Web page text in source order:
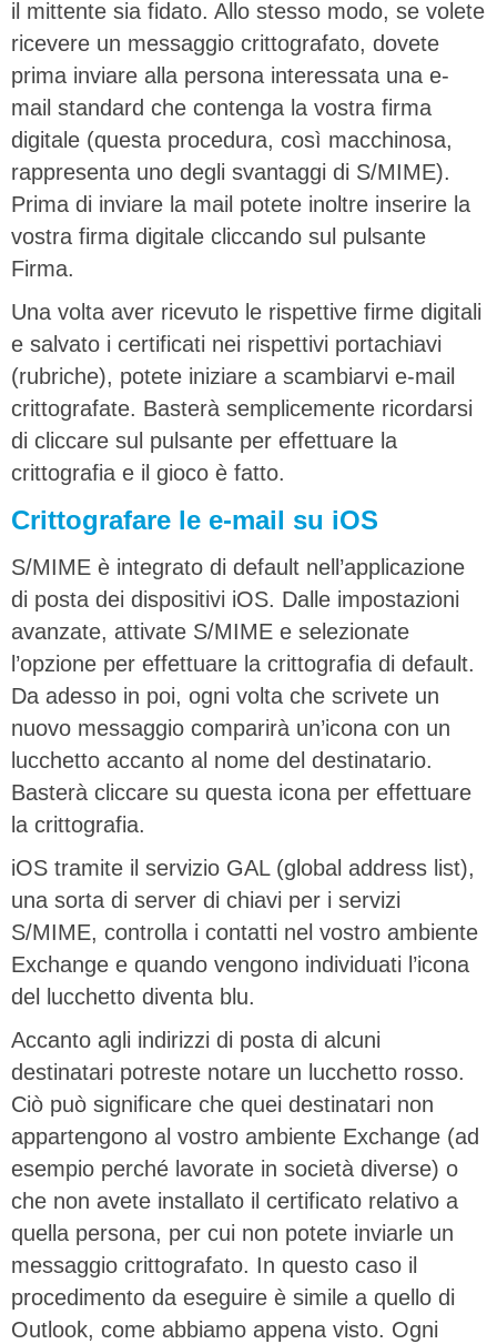
il mittente sia fidato. Allo stesso modo, se volete
ricevere un messaggio crittografato, dovete
prima inviare alla persona interessata una e-
mail standard che contenga la vostra firma
digitale (questa procedura, così macchinosa,
rappresenta uno degli svantaggi di S/MIME).
Prima di inviare la mail potete inoltre inserire la
vostra firma digitale cliccando sul pulsante
Firma.
Una volta aver ricevuto le rispettive firme digitali
e salvato i certificati nei rispettivi portachiavi
(rubriche), potete iniziare a scambiarvi e-mail
crittografate. Basterà semplicemente ricordarsi
di cliccare sul pulsante per effettuare la
crittografia e il gioco è fatto.
Crittografare le e-mail su iOS
S/MIME è integrato di default nell’applicazione
di posta dei dispositivi iOS. Dalle impostazioni
avanzate, attivate S/MIME e selezionate
l’opzione per effettuare la crittografia di default.
Da adesso in poi, ogni volta che scrivete un
nuovo messaggio comparirà un’icona con un
lucchetto accanto al nome del destinatario.
Basterà cliccare su questa icona per effettuare
la crittografia.
iOS tramite il servizio GAL (global address list),
una sorta di server di chiavi per i servizi
S/MIME, controlla i contatti nel vostro ambiente
Exchange e quando vengono individuati l’icona
del lucchetto diventa blu.
Accanto agli indirizzi di posta di alcuni
destinatari potreste notare un lucchetto rosso.
Ciò può significare che quei destinatari non
appartengono al vostro ambiente Exchange (ad
esempio perché lavorate in società diverse) o
che non avete installato il certificato relativo a
quella persona, per cui non potete inviarle un
messaggio crittografato. In questo caso il
procedimento da eseguire è simile a quello di
Outlook, come abbiamo appena visto. Ogni